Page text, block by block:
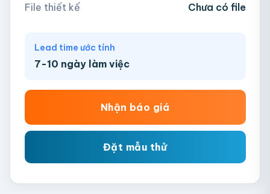
File thiết kế Chưa có file
Lead time ước tính
7-10 ngày làm việc
Nhận báo giá
Đặt mẫu thử